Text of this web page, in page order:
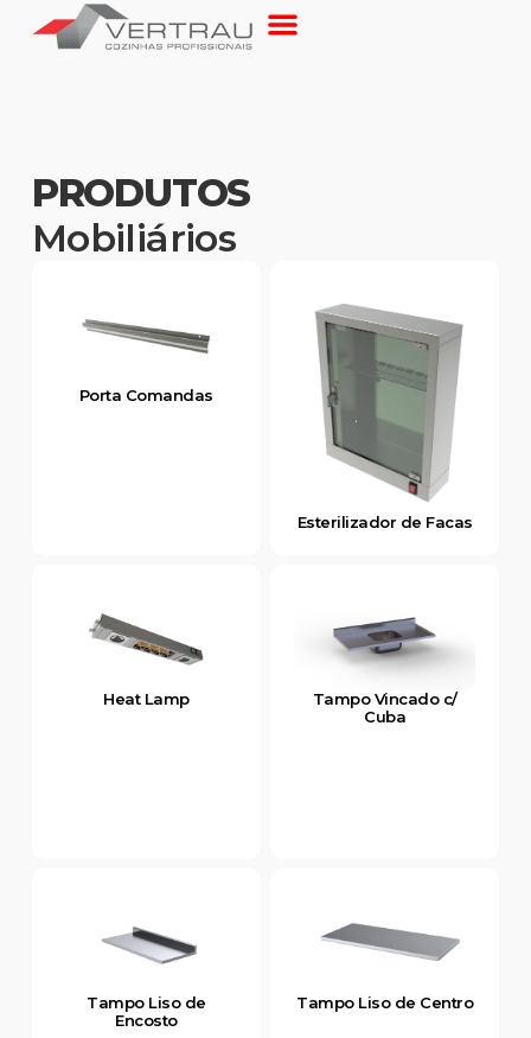
PRODUTOS
Mobiliários
Porta Comandas
Esterilizador de Facas
Heat Lamp
Tampo Vincado c/
Cuba
Tampo Liso de
Encosto
Tampo Liso de Centro